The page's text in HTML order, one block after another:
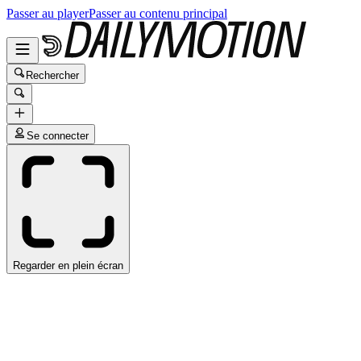
Passer au playerPasser au contenu principal
Rechercher
Se connecter
Regarder en plein écran